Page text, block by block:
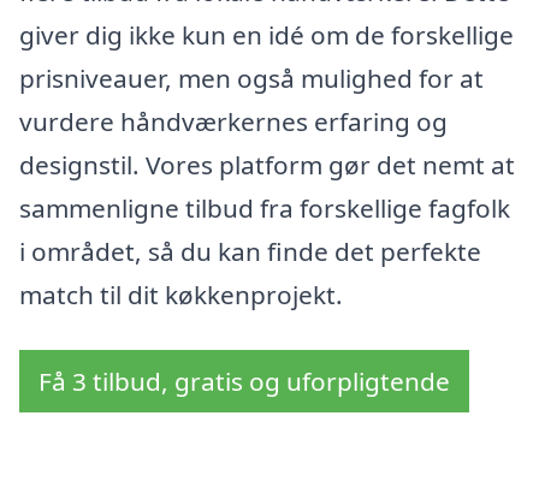
giver dig ikke kun en idé om de forskellige
prisniveauer, men også mulighed for at
vurdere håndværkernes erfaring og
designstil. Vores platform gør det nemt at
sammenligne tilbud fra forskellige fagfolk
i området, så du kan finde det perfekte
match til dit køkkenprojekt.
Få 3 tilbud, gratis og uforpligtende